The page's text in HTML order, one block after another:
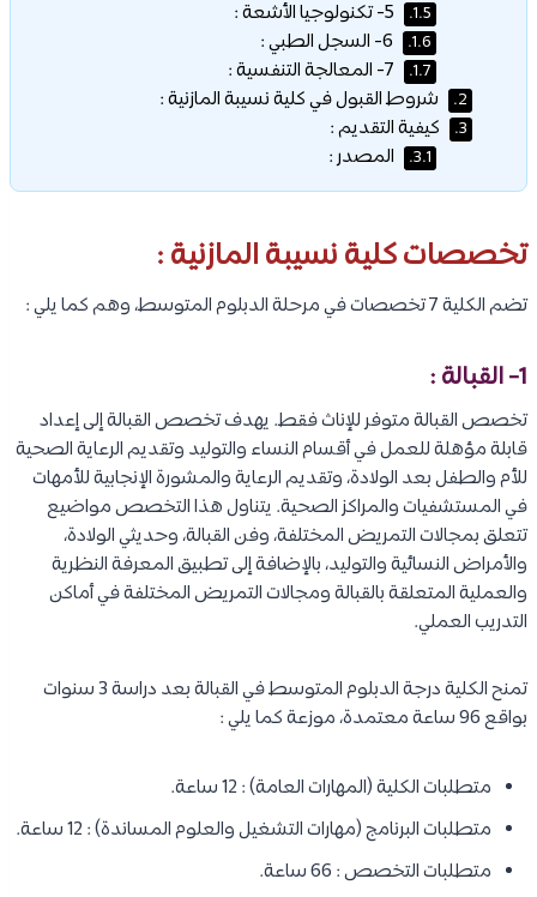
1.5.
1.6.
1.7.
2. شروط القبول في كلية نسيبة المازنية :
3. كيفية التقديم :
3.1. المصدر :
تخصصات كلية نسيبة المازنية :
تضم الكلية 7 تخصصات في مرحلة الدبلوم المتوسط، وهم كما يلي :
1- القبالة :
تخصص القبالة متوفر للإناث فقط. يهدف تخصص القبالة إلى إعداد
قابلة مؤهلة للعمل في أقسام النساء والتوليد وتقديم الرعاية الصحية
للأم والطفل بعد الولادة، وتقديم الرعاية والمشورة الإنجابية للأمهات
في المستشفيات والمراكز الصحية. يتناول هذا التخصص مواضيع
تتعلق بمجالات التمريض المختلفة، وفن القبالة، وحديثي الولادة،
والأمراض النسائية والتوليد، بالإضافة إلى تطبيق المعرفة النظرية
والعملية المتعلقة بالقبالة ومجالات التمريض المختلفة في أماكن
التدريب العملي.
تمنح الكلية درجة الدبلوم المتوسط في القبالة بعد دراسة 3 سنوات
بواقع 96 ساعة معتمدة، موزعة كما يلي :
متطلبات الكلية (المهارات العامة) : 12 ساعة.
متطلبات البرنامج (مهارات التشغيل والعلوم المساندة) : 12 ساعة.
متطلبات التخصص : 66 ساعة.